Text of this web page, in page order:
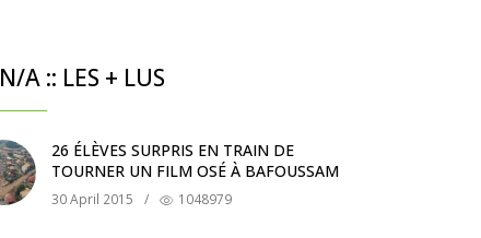
N/A :: LES + LUS
26 ÉLÈVES SURPRIS EN TRAIN DE
TOURNER UN FILM OSÉ À BAFOUSSAM
30 April 2015 / 1048979